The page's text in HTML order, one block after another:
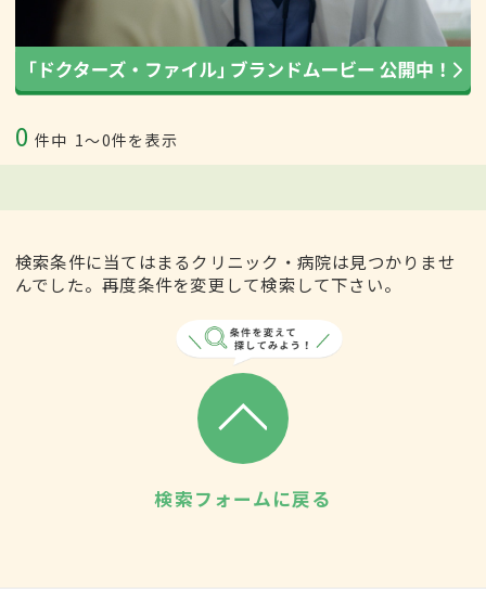
0 件中 1〜0件を表示
検索条件に当てはまるクリニック・病院は見つかりませ
んでした。再度条件を変更して検索して下さい。
検索フォームに戻る